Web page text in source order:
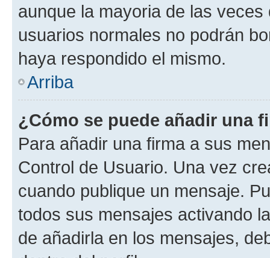
aunque la mayoria de las
usuarios normales no podrán
haya respondido el mismo.
Arriba
¿Cómo se puede añadir una
Para añadir una firma a sus
Control de Usuario. Una vez
cuando publique un mensaje.
todos sus mensajes activando
de añadirla en los mensajes,